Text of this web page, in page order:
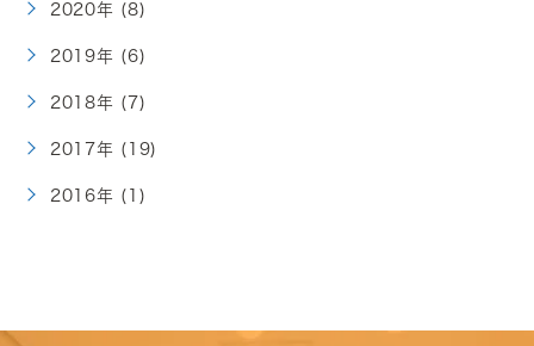
2020年 (8)
2019年 (6)
2018年 (7)
2017年 (19)
2016年 (1)